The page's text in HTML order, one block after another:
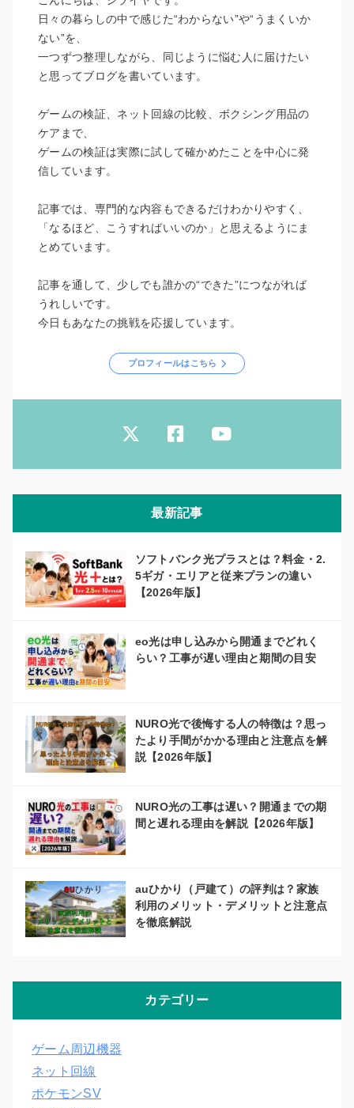
日々の暮らしの中で感じた“わからない”や“うまくいか
ない”を、
一つずつ整理しながら、同じように悩む人に届けたい
と思ってブログを書いています。
ゲームの検証、ネット回線の比較、ボクシング用品の
ケアまで、
ゲームの検証は実際に試して確かめたことを中心に発
信しています。
記事では、専門的な内容もできるだけわかりやすく、
「なるほど、こうすればいいのか」と思えるようにま
とめています。
記事を通して、少しでも誰かの“できた”につながれば
うれしいです。
今日もあなたの挑戦を応援しています。
プロフィールはこちら
最新記事
ソフトバンク光プラスとは？料金・2.
5ギガ・エリアと従来プランの違い
【2026年版】
eo光は申し込みから開通までどれく
らい？工事が遅い理由と期間の目安
NURO光で後悔する人の特徴は？思っ
たより手間がかかる理由と注意点を解
説【2026年版】
NURO光の工事は遅い？開通までの期
間と遅れる理由を解説【2026年版】
auひかり（戸建て）の評判は？家族
利用のメリット・デメリットと注意点
を徹底解説
カテゴリー
ゲーム周辺機器
ネット回線
ポケモンSV